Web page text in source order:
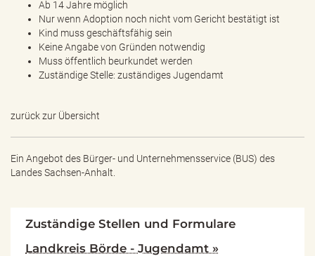
Ab 14 Jahre möglich
Nur wenn Adoption noch nicht vom Gericht bestätigt ist
Kind muss geschäftsfähig sein
Keine Angabe von Gründen notwendig
Muss öffentlich beurkundet werden
Zuständige Stelle: zuständiges Jugendamt
zurück zur Übersicht
Ein Angebot des Bürger- und Unternehmensservice (BUS) des
Landes Sachsen-Anhalt.
Zuständige Stellen und Formulare
Landkreis Börde - Jugendamt »